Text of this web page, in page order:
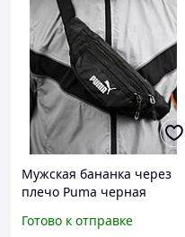
Мужская бананка через
плечо Puma черная
Готово к отправке